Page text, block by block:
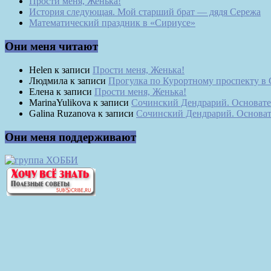
История следующая. Мой старший брат — дядя Сережа
Математический праздник в «Сириусе»
Они меня читают
Helen к записи Прости меня, Женька!
Людмила к записи Прогулка по Курортному проспекту в
Елена к записи Прости меня, Женька!
MarinaYulikova к записи Сочинский Дендрарий.
Galina Ruzanova к записи Сочинский Дендрарий.
Они меня поддерживают